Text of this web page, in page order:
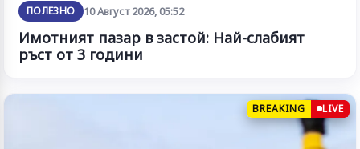
ПОЛЕЗНО 10 Август 2026, 05:52
Имотният пазар в застой: Най-слабият
ръст от 3 години
BREAKING LIVE